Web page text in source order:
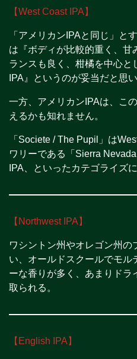
【West Coast IPA】
「アメリカンIPAと同じ」と
は『ボディが比較的重く、
ランスも良く、柑橘を中心と
IPA』というのが妥当だと思い
一方、アメリカンIPAは、こ
えるかも知れません。
「Societe / The Pupil」は
ワリーである「Sierra
IPA、といったカテゴライズ
【Northwest IPA】
ワシントン州やオレゴン州の
い、オールドスクールでモル
ーな香りが多く、あまりド
取られる。
【English IPA】